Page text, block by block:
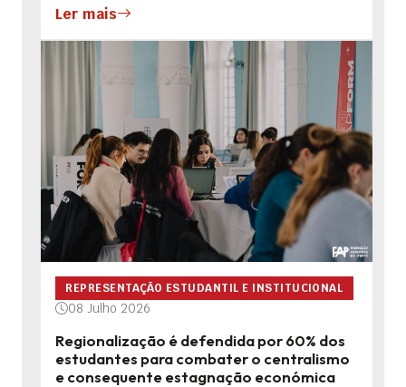
Ler mais
REPRESENTAÇÃO ESTUDANTIL E INSTITUCIONAL
08 Julho 2026
Regionalização é defendida por 60% dos
estudantes para combater o centralismo
e consequente estagnação económica